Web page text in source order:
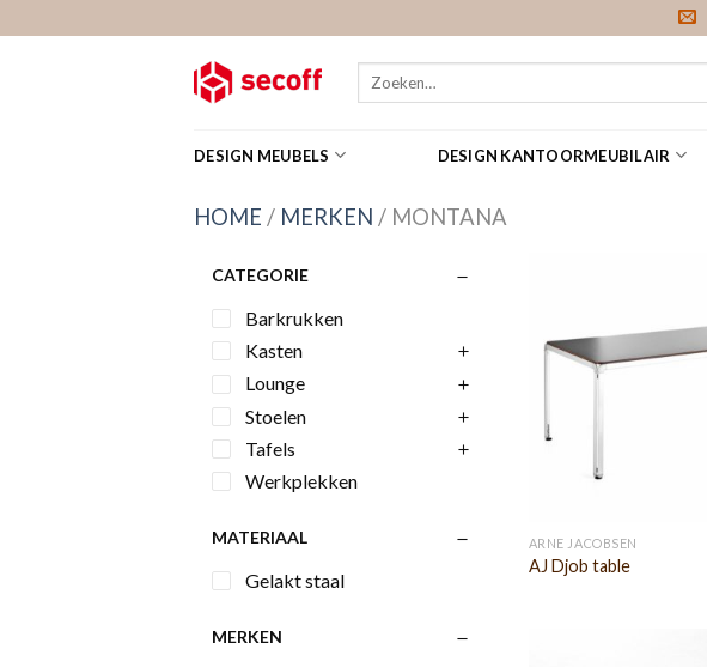
to
Zoeken
DESIGN MEUBELS DESIGN KANTOORMEUBILAIR
HOME / MERKEN / MONTANA
CATEGORIE
Barkrukken
Kasten
Lounge
Stoelen
Tafels
Werkplekken
MATERIAAL
Gelakt staal
MERKEN
ARNE JACOBSEN
AJ Djob table